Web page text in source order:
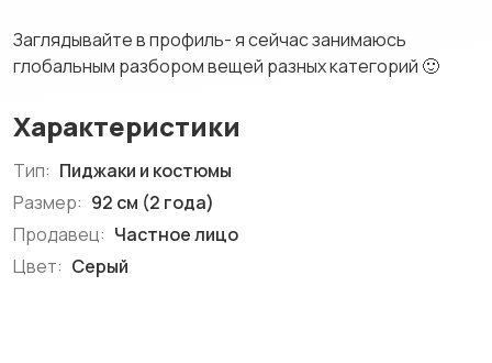
Заглядывайте в профиль- я сейчас занимаюсь
глобальным разбором вещей разных категорий 🙂
Характеристики
Тип: Пиджаки и костюмы
Размер: 92 см (2 года)
Продавец: Частное лицо
Цвет: Серый